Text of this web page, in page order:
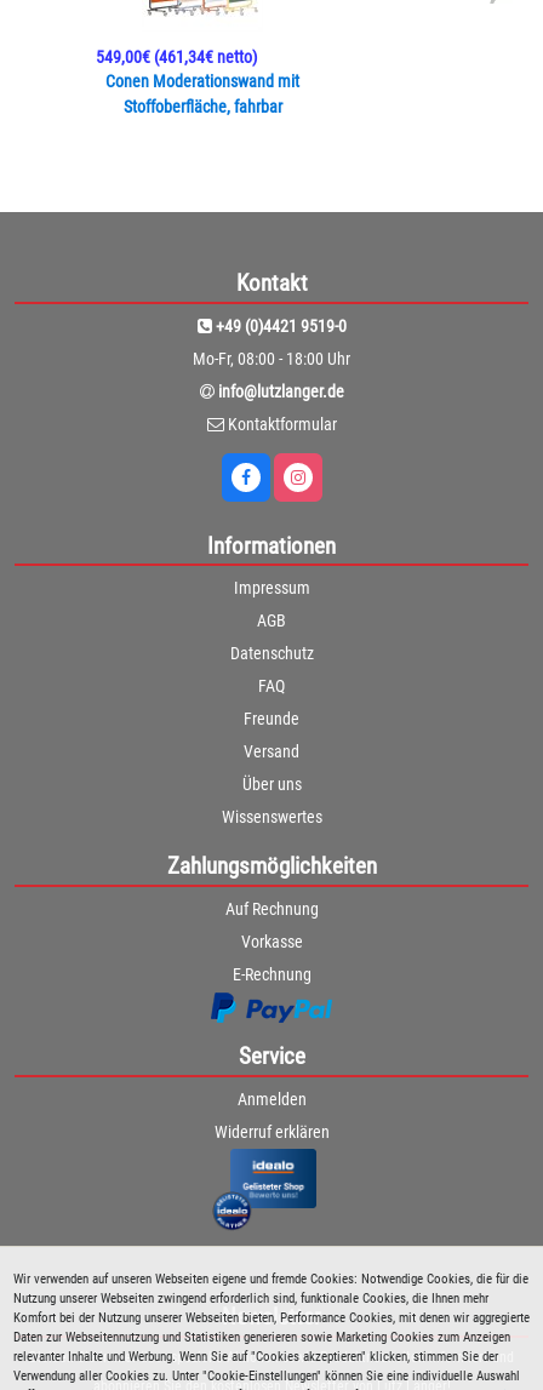
Wir verwenden auf unseren Webseiten eigene und fremde Cookies: Notwendige Cookies, die für die
Nutzung unserer Webseiten zwingend erforderlich sind, funktionale Cookies, die Ihnen mehr
Komfort bei der Nutzung unserer Webseiten bieten, Performance Cookies, mit denen wir aggregierte
Daten zur Webseitennutzung und Statistiken generieren sowie Marketing Cookies zum Anzeigen
relevanter Inhalte und Werbung. Wenn Sie auf "Cookies akzeptieren" klicken, stimmen Sie der
Verwendung aller Cookies zu. Unter "Cookie-Einstellungen" können Sie eine individuelle Auswahl
Conen Moderationswand mit
Stoffoberfläche, fahrbar
549,00€(461,34€ netto)
Kontakt
+49 (0)4421 9519-0
Mo-Fr, 08:00 - 18:00 Uhr
info@lutzlanger.de
Kontaktformular
Informationen
Impressum
AGB
Datenschutz
FAQ
Freunde
Versand
Über uns
Wissenswertes
Zahlungsmöglichkeiten
Auf Rechnung
Vorkasse
E-Rechnung
Service
Anmelden
Widerruf erklären
Newsletter
Bleiben Sie immer über spezielle Aktionen sowie Produktneuheiten informiert und